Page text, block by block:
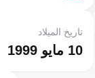
10 مايو 1999
تاريخ الميلاد